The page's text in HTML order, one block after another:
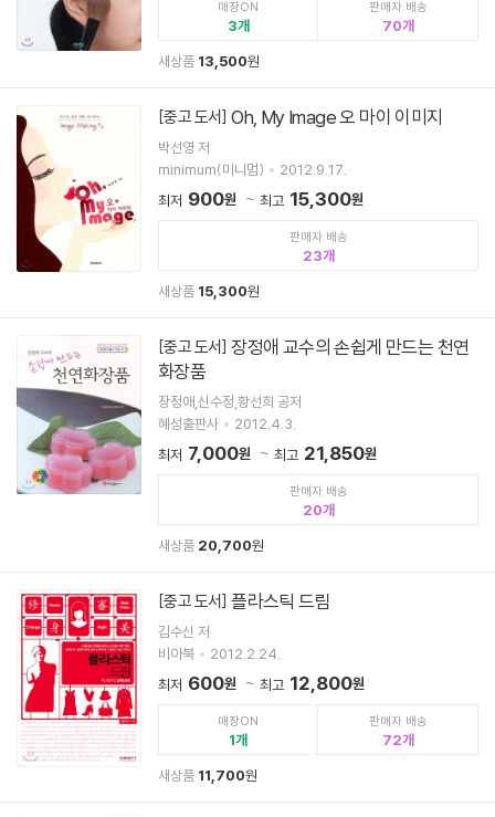
매장ON
3
판매자 배송
70
새상품 13,500원
[중고 도서] Oh, My Image 오 마이 이미지
박선영 저
minimum(미니멈)
2012.9.17.
최저 900원 최고 15,300원
판매자 배송
23
새상품 15,300원
[중고 도서] 장정애 교수의 손쉽게 만드는 천연
화장품
장정애,신수정,황선희 공저
혜성출판사
2012.4.3.
최저 7,000원 최고 21,850원
판매자 배송
20
새상품 20,700원
[중고 도서] 플라스틱 드림
김수신 저
비아북
2012.2.24.
최저 600원 최고 12,800원
매장ON
1
판매자 배송
72
새상품 11,700원